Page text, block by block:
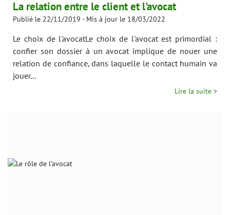
La relation entre le client et l'avocat
Publié le 22/11/2019 - Mis à jour le 18/03/2022
Le choix de l'avocatLe choix de l'avocat est primordial :
confier son dossier à un avocat implique de nouer une
relation de confiance, dans laquelle le contact humain va
jouer...
Lire la suite >